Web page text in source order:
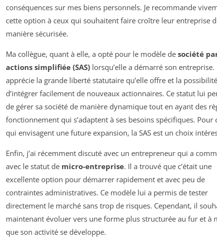
conséquences sur mes biens personnels. Je recommande
cette option à ceux qui souhaitent faire croître leur entreprise
manière sécurisée.
Ma collègue, quant à elle, a opté pour le modèle de société
actions simplifiée (SAS) lorsqu’elle a démarré son entreprise.
apprécie la grande liberté statutaire qu’elle offre et la possibilité
d’intégrer facilement de nouveaux actionnaires. Ce statut lui
de gérer sa société de manière dynamique tout en ayant des
fonctionnement qui s’adaptent à ses besoins spécifiques. Pour
qui envisagent une future expansion, la SAS est un choix
Enfin, j’ai récemment discuté avec un entrepreneur qui a
avec le statut de micro-entreprise. Il a trouvé que c’était une
excellente option pour démarrer rapidement et avec peu de
contraintes administratives. Ce modèle lui a permis de tester
directement le marché sans trop de risques. Cependant, il
maintenant évoluer vers une forme plus structurée au fur et à
que son activité se développe.